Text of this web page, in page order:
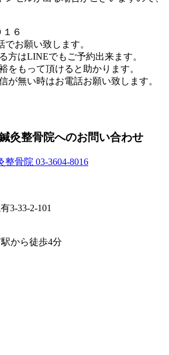
６
お願い致します。
方はLINEでもご予約出来ます。
をもって頂けると助かります。
が無い時はお電話お願い致します。
3-33-2-101
から徒歩4分